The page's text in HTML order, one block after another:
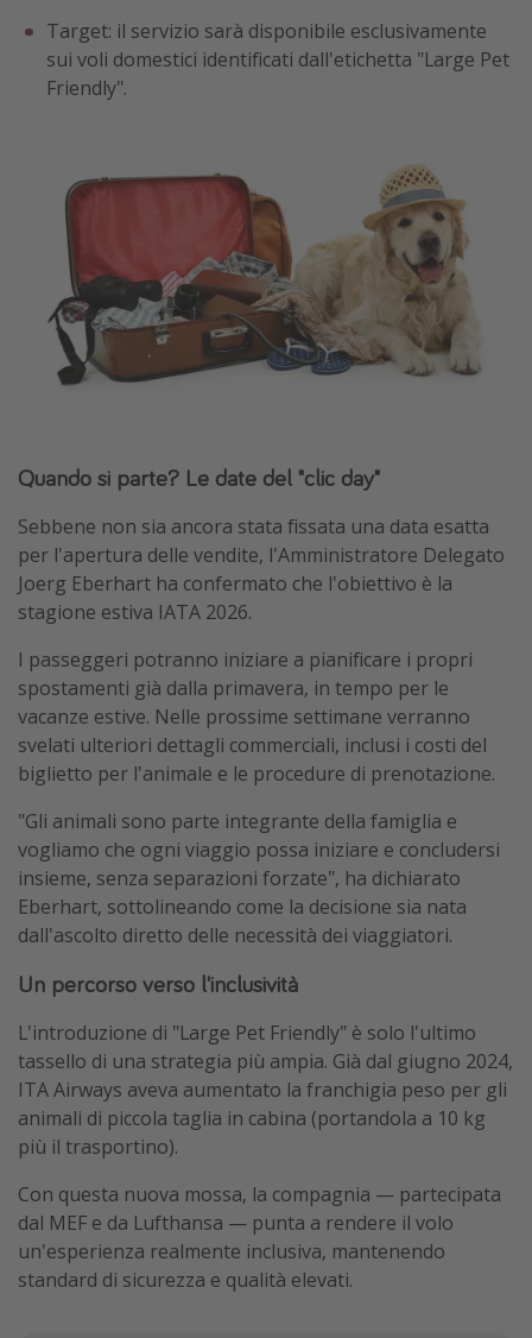
Target: il servizio sarà disponibile esclusivamente
sui voli domestici identificati dall'etichetta "Large Pet
Friendly".
Quando si parte? Le date del "clic day"
Sebbene non sia ancora stata fissata una data esatta
per l'apertura delle vendite, l'Amministratore Delegato
Joerg Eberhart ha confermato che l'obiettivo è la
stagione estiva IATA 2026.
I passeggeri potranno iniziare a pianificare i propri
spostamenti già dalla primavera, in tempo per le
vacanze estive. Nelle prossime settimane verranno
svelati ulteriori dettagli commerciali, inclusi i costi del
biglietto per l'animale e le procedure di prenotazione.
"Gli animali sono parte integrante della famiglia e
vogliamo che ogni viaggio possa iniziare e concludersi
insieme, senza separazioni forzate", ha dichiarato
Eberhart, sottolineando come la decisione sia nata
dall'ascolto diretto delle necessità dei viaggiatori.
Un percorso verso l'inclusività
L'introduzione di "Large Pet Friendly" è solo l'ultimo
tassello di una strategia più ampia. Già dal giugno 2024,
ITA Airways aveva aumentato la franchigia peso per gli
animali di piccola taglia in cabina (portandola a 10 kg
più il trasportino).
Con questa nuova mossa, la compagnia — partecipata
dal MEF e da Lufthansa — punta a rendere il volo
un'esperienza realmente inclusiva, mantenendo
standard di sicurezza e qualità elevati.